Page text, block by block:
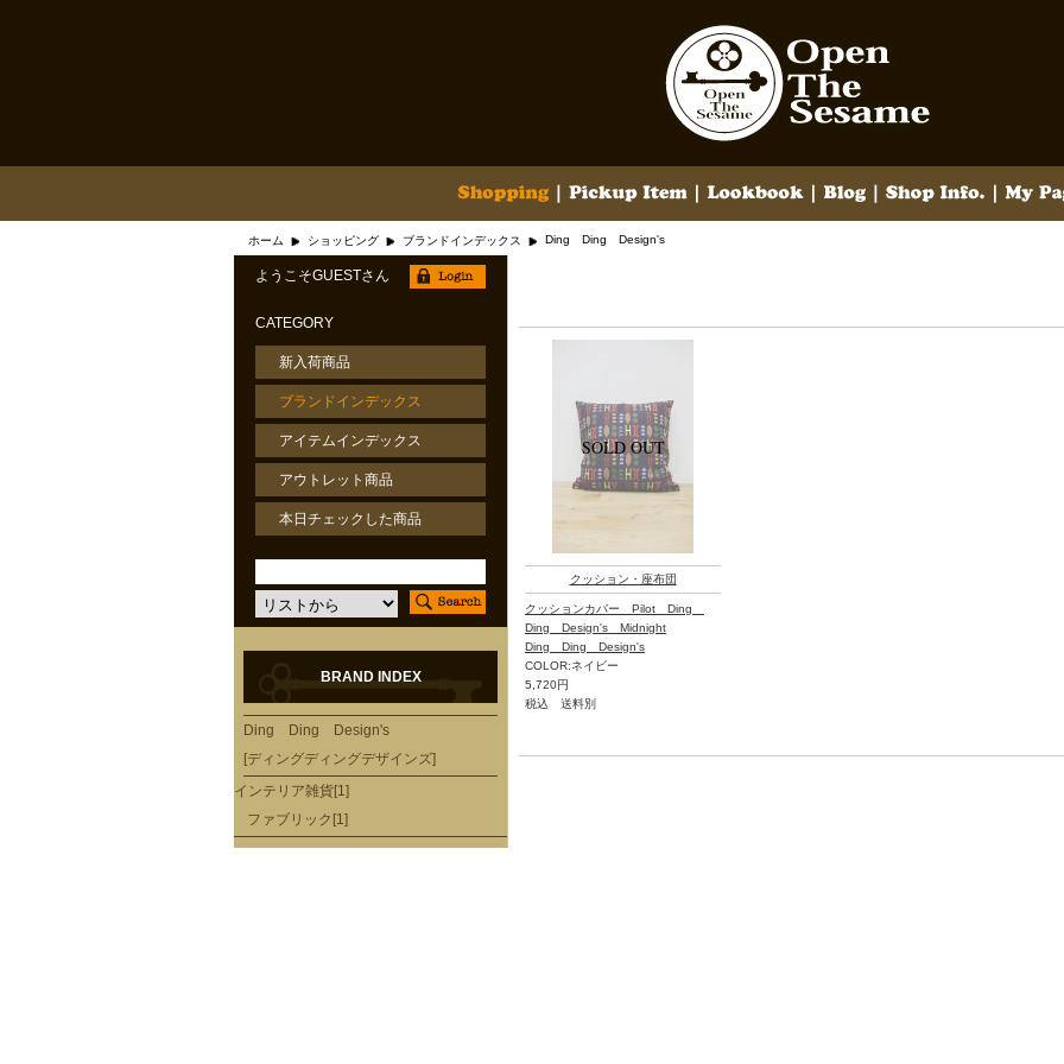
ホーム ショッピング ブランドインデックス Ding Ding Design's
クッション・座布団
クッションカバー Pilot Ding
Ding Design's Midnight
Ding Ding Design's
COLOR:ネイビー
5,720円
税込 送料別
ようこそGUESTさん
CATEGORY
新入荷商品
ブランドインデックス
アイテムインデックス
アウトレット商品
本日チェックした商品
BRAND INDEX
Ding Ding Design's
[ディングディングデザインズ]
インテリア雑貨[1]
ファブリック[1]